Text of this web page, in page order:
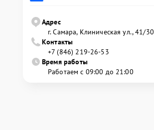
Адрес
г. Самара, Клиническая ул., 41/30
Контакты
+7 (846) 219-26-53
Время работы
Работаем с 09:00 до 21:00